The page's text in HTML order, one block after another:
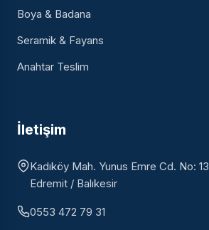
Boya & Badana
Seramik & Fayans
Anahtar Teslim
İletişim
Kadıköy Mah. Yunus Emre Cd. No: 13
Edremit / Balıkesir
0553 472 79 31